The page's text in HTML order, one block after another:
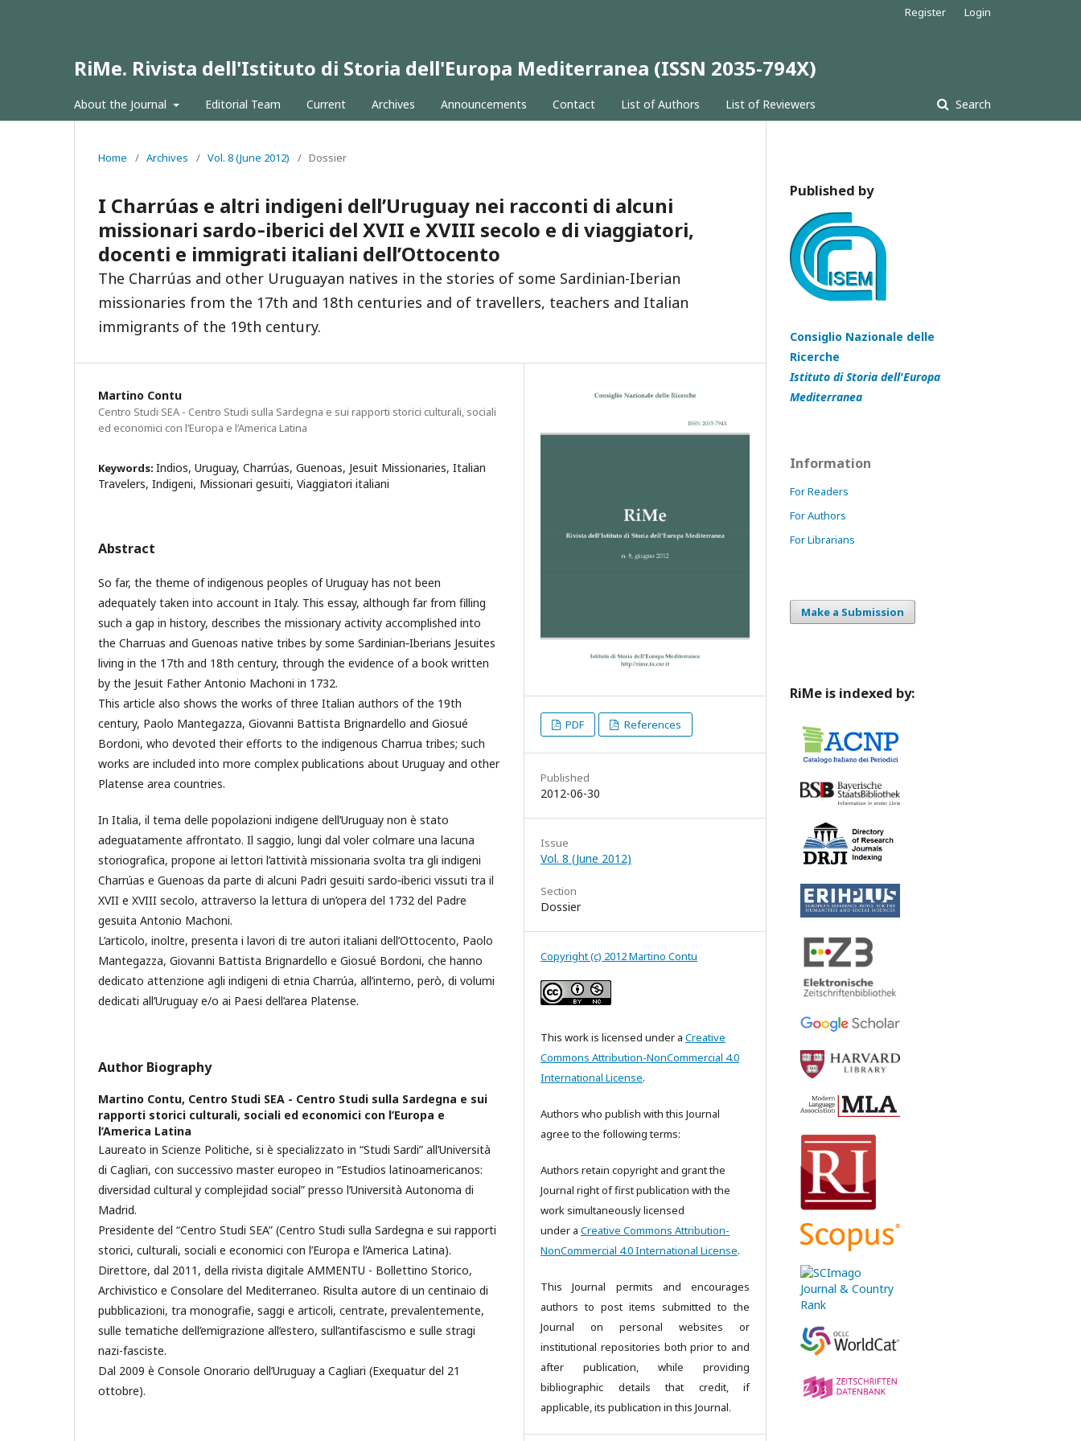
RiMe. Rivista dell'Istituto di Storia dell'Europa Mediterranea (ISSN 2035-794X)
About the Journal Editorial Team Current Archives Announcements Contact List of Authors List of Reviewers Search
Register Login
Home / Archives / Vol. 8 (June 2012) / Dossier
I Charrúas e altri indigeni dell’Uruguay nei racconti di alcuni
missionari sardo‐iberici del XVII e XVIII secolo e di viaggiatori,
docenti e immigrati italiani dell’Ottocento
The Charrúas and other Uruguayan natives in the stories of some Sardinian-Iberian
missionaries from the 17th and 18th centuries and of travellers, teachers and Italian
immigrants of the 19th century.
Martino Contu
Centro Studi SEA - Centro Studi sulla Sardegna e sui rapporti storici culturali, sociali
ed economici con l’Europa e l’America Latina
Keywords: Indios, Uruguay, Charrúas, Guenoas, Jesuit Missionaries, Italian
Travelers, Indigeni, Missionari gesuiti, Viaggiatori italiani
Abstract
So far, the theme of indigenous peoples of Uruguay has not been
adequately taken into account in Italy. This essay, although far from filling
such a gap in history, describes the missionary activity accomplished into
the Charruas and Guenoas native tribes by some Sardinian‐Iberians Jesuites
living in the 17th and 18th century, through the evidence of a book written
by the Jesuit Father Antonio Machoni in 1732.
This article also shows the works of three Italian authors of the 19th
century, Paolo Mantegazza, Giovanni Battista Brignardello and Giosué
Bordoni, who devoted their efforts to the indigenous Charrua tribes; such
works are included into more complex publications about Uruguay and other
Platense area countries.
In Italia, il tema delle popolazioni indigene dell’Uruguay non è stato
adeguatamente affrontato. Il saggio, lungi dal voler colmare una lacuna
storiografica, propone ai lettori l’attività missionaria svolta tra gli indigeni
Charrúas e Guenoas da parte di alcuni Padri gesuiti sardo‐iberici vissuti tra il
XVII e XVIII secolo, attraverso la lettura di un’opera del 1732 del Padre
gesuita Antonio Machoni.
L’articolo, inoltre, presenta i lavori di tre autori italiani dell’Ottocento, Paolo
Mantegazza, Giovanni Battista Brignardello e Giosué Bordoni, che hanno
dedicato attenzione agli indigeni di etnia Charrúa, all’interno, però, di volumi
dedicati all’Uruguay e/o ai Paesi dell’area Platense.
Author Biography
Martino Contu, Centro Studi SEA - Centro Studi sulla Sardegna e sui
rapporti storici culturali, sociali ed economici con l’Europa e
l’America Latina
Laureato in Scienze Politiche, si è specializzato in “Studi Sardi” all’Università
di Cagliari, con successivo master europeo in “Estudios latinoamericanos:
diversidad cultural y complejidad social” presso l’Università Autonoma di
Madrid.
Presidente del “Centro Studi SEA” (Centro Studi sulla Sardegna e sui rapporti
storici, culturali, sociali e economici con l’Europa e l’America Latina).
Direttore, dal 2011, della rivista digitale AMMENTU - Bollettino Storico,
Archivistico e Consolare del Mediterraneo. Risulta autore di un centinaio di
pubblicazioni, tra monografie, saggi e articoli, centrate, prevalentemente,
sulle tematiche dell’emigrazione all’estero, sull’antifascismo e sulle stragi
nazi-fasciste.
Dal 2009 è Console Onorario dell’Uruguay a Cagliari (Exequatur del 21
ottobre).
PDF References
Published
2012-06-30
Issue
Vol. 8 (June 2012)
Section
Dossier
Copyright (c) 2012 Martino Contu
This work is licensed under a Creative
Commons Attribution-NonCommercial 4.0
International License.
Authors who publish with this Journal
agree to the following terms:
Authors retain copyright and grant the
Journal right of first publication with the
work simultaneously licensed
under a Creative Commons Attribution-
NonCommercial 4.0 International License.
This Journal permits and encourages
authors to post items submitted to the
Journal on personal websites or
institutional repositories both prior to and
after publication, while providing
bibliographic details that credit, if
applicable, its publication in this Journal.
Published by
Consiglio Nazionale delle
Ricerche
Istituto di Storia dell'Europa
Mediterranea
Information
For Readers
For Authors
For Librarians
Make a Submission
RiMe is indexed by: